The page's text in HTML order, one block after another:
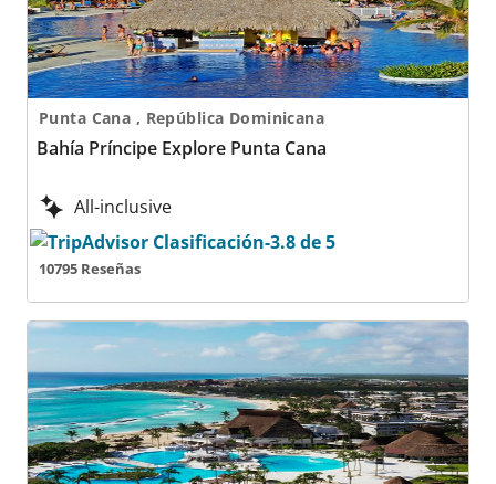
Punta Cana , República Dominicana
Bahía Príncipe Explore Punta Cana
All-inclusive
10795 Reseñas
Bahía Príncipe Explore Tulum